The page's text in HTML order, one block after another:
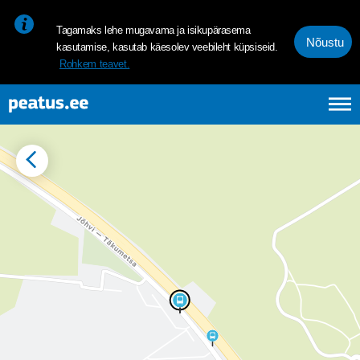
Tagamaks lehe mugavama ja isikupärasema
kasutamise, kasutab käesolev veebileht küpsiseid.
Rohkem teavet.
Nõustu